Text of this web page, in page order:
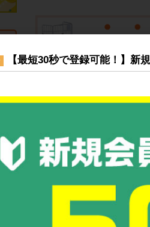
おすすめ商品
【最短30秒で登録可能！】新